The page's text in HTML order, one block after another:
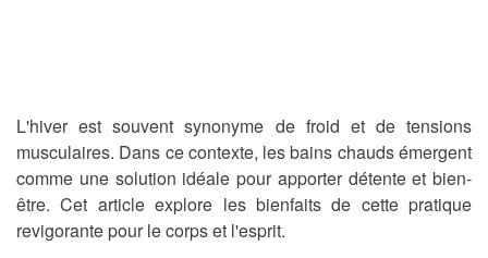
L'hiver est souvent synonyme de froid et de tensions
musculaires. Dans ce contexte, les bains chauds émergent
comme une solution idéale pour apporter détente et bien-
être. Cet article explore les bienfaits de cette pratique
revigorante pour le corps et l'esprit.